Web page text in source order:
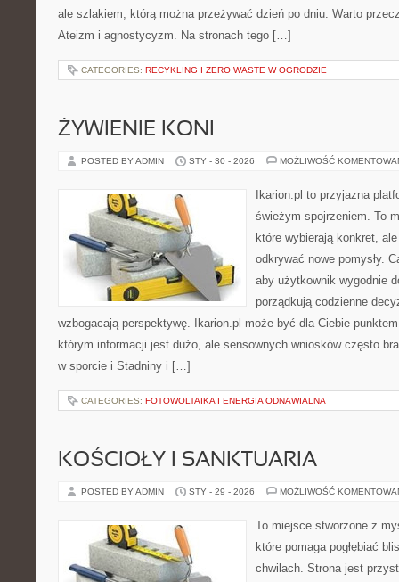
ale szlakiem, którą można przeżywać dzień po dniu. Warto
Ateizm i agnostycyzm. Na stronach tego […]
CATEGORIES: RECYKLING I ZERO WASTE W OGRODZIE
ŻYWIENIE KONI
POSTED BY ADMIN STY - 30 - 2026 MOŻLIWOŚĆ
Ikarion.pl to przyjazna
świeżym spojrzeniem. To
które wybierają konkret,
odkrywać nowe pomysły.
aby użytkownik wygodnie
porządkują codzienne
wzbogacają perspektywę. Ikarion.pl może być dla Ciebie
którym informacji jest dużo, ale sensownych wniosków często
w sporcie i Stadniny i […]
CATEGORIES: FOTOWOLTAIKA I ENERGIA ODNAWIALNA
KOŚCIOŁY I SANKTUARIA
POSTED BY ADMIN STY - 29 - 2026 MOŻLIWOŚĆ
To miejsce stworzone z
które pomaga pogłębiać
chwilach. Strona jest